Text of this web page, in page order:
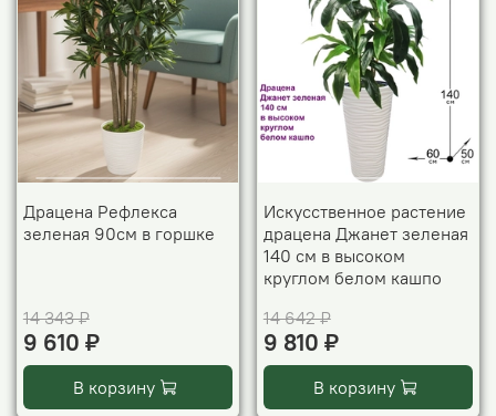
Драцена Рефлекса
зеленая 90см в горшке
14 343 ₽
9 610 ₽
В корзину
Искусственное растение
драцена Джанет зеленая
140 см в высоком
круглом белом кашпо
14 642 ₽
9 810 ₽
В корзину